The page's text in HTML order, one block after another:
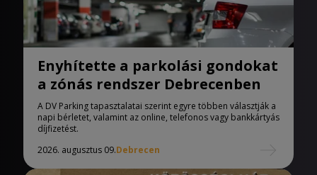
Enyhítette a parkolási gondokat
a zónás rendszer Debrecenben
A DV Parking tapasztalatai szerint egyre többen választják a
napi bérletet, valamint az online, telefonos vagy bankkártyás
díjfizetést.
2026. augusztus 09.Debrecen